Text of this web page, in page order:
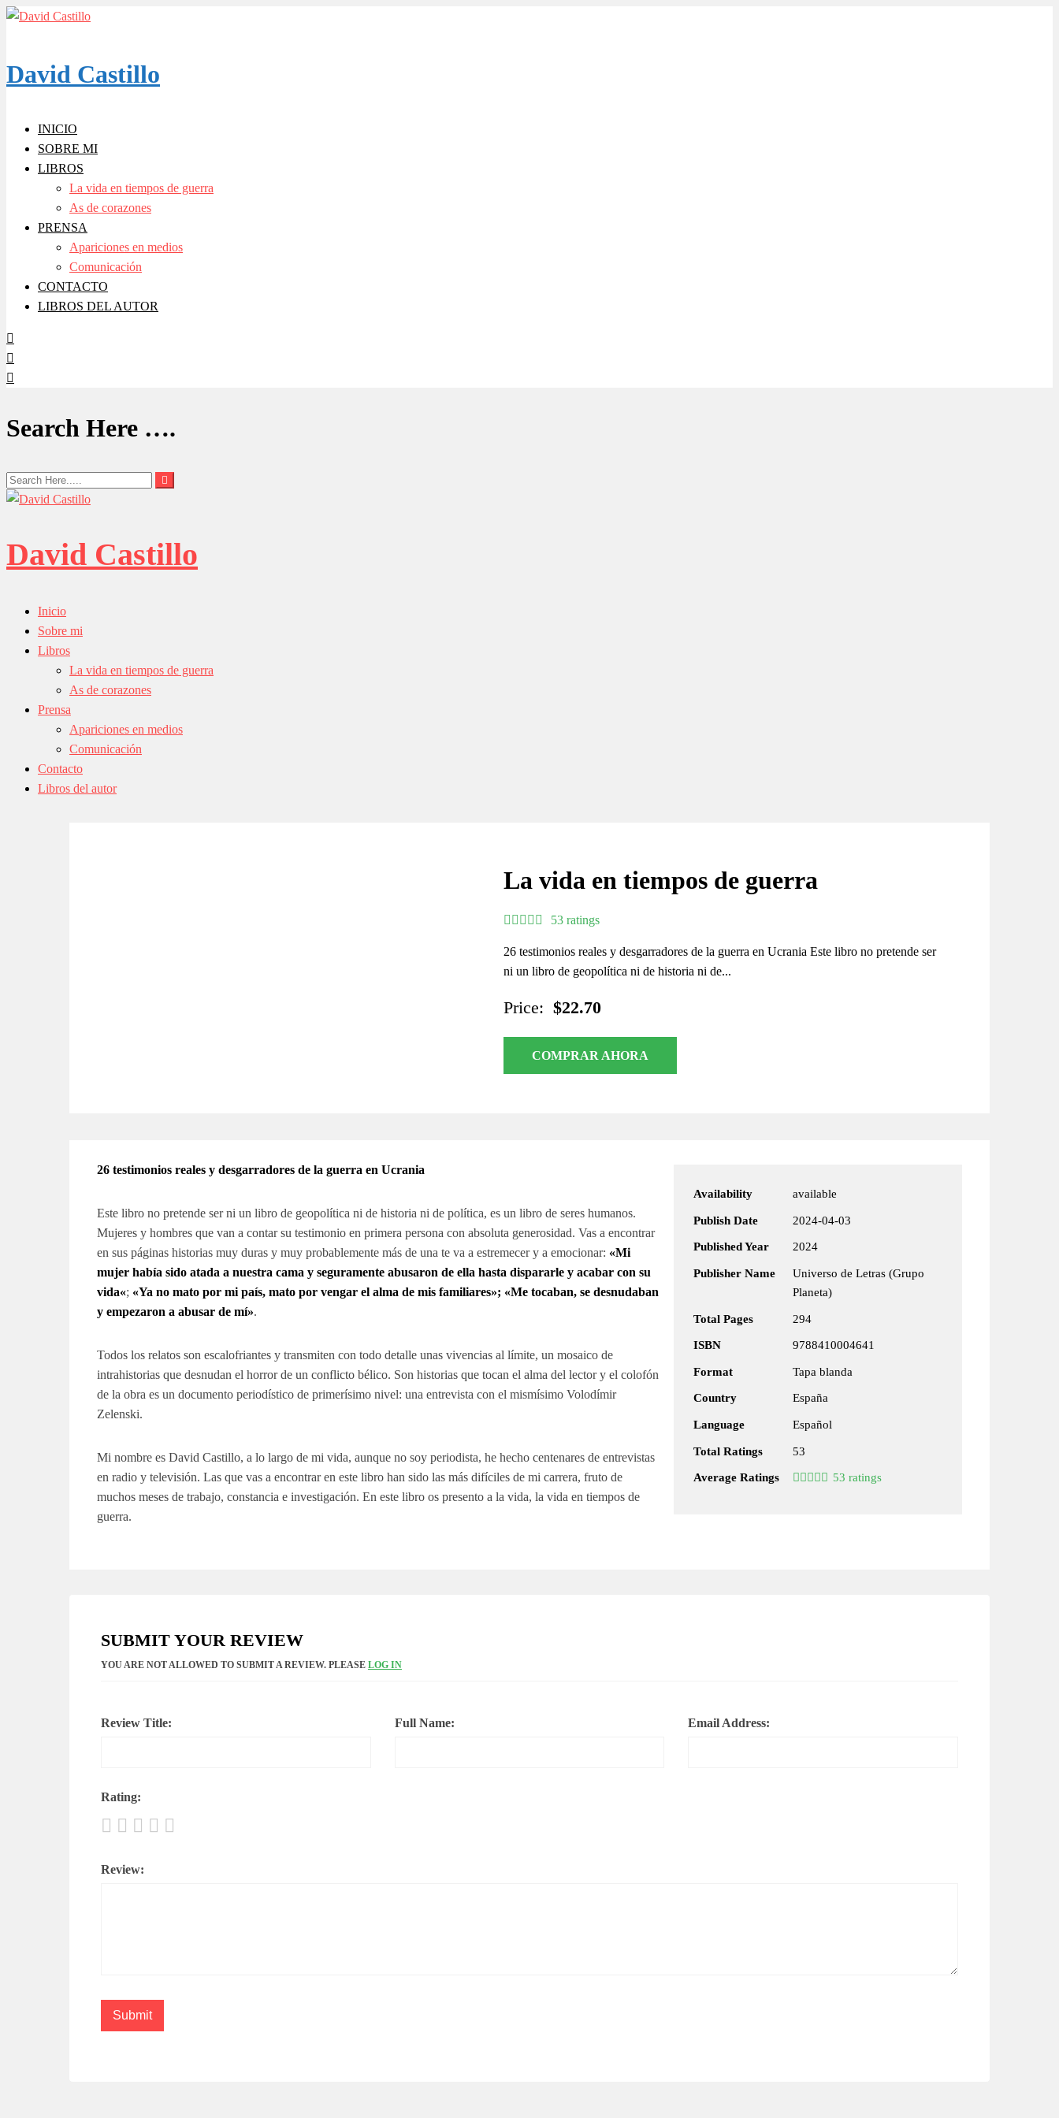
Skip
David Castillo
INICIO
SOBRE MI
LIBROS
La vida en tiempos de guerra
As de corazones
PRENSA
Apariciones en medios
Comunicación
CONTACTO
LIBROS DEL AUTOR
Search Here ….
David Castillo
Inicio
Sobre mi
Libros
La vida en tiempos de guerra
As de corazones
Prensa
Apariciones en medios
Comunicación
Contacto
Libros del autor
La vida en tiempos de guerra
53 ratings
26 testimonios reales y desgarradores de la guerra en Ucrania Este libro no pretende ser
ni un libro de geopolítica ni de historia ni de...
Price: $22.70
COMPRAR AHORA
26 testimonios reales y desgarradores de la guerra en Ucrania
Este libro no pretende ser ni un libro de geopolítica ni de historia ni de política, es un libro de seres humanos.
Mujeres y hombres que van a contar su testimonio en primera persona con absoluta generosidad. Vas a encontrar
en sus páginas historias muy duras y muy probablemente más de una te va a estremecer y a emocionar: «Mi
mujer había sido atada a nuestra cama y seguramente abusaron de ella hasta dispararle y acabar con su
vida«; «Ya no mato por mi país, mato por vengar el alma de mis familiares»; «Me tocaban, se desnudaban
y empezaron a abusar de mí».
Todos los relatos son escalofriantes y transmiten con todo detalle unas vivencias al límite, un mosaico de
intrahistorias que desnudan el horror de un conflicto bélico. Son historias que tocan el alma del lector y el colofón
de la obra es un documento periodístico de primerísimo nivel: una entrevista con el mismísimo Volodímir
Zelenski.
Mi nombre es David Castillo, a lo largo de mi vida, aunque no soy periodista, he hecho centenares de entrevistas
en radio y televisión. Las que vas a encontrar en este libro han sido las más difíciles de mi carrera, fruto de
muchos meses de trabajo, constancia e investigación. En este libro os presento a la vida, la vida en tiempos de
guerra.
Availability available
Publish Date 2024-04-03
Published Year 2024
Publisher Name
Universo de Letras (Grupo
Planeta)
Total Pages 294
ISBN 9788410004641
Format Tapa blanda
Country España
Language Español
Total Ratings 53
Average Ratings 53 ratings
SUBMIT YOUR REVIEW
YOU ARE NOT ALLOWED TO SUBMIT A REVIEW. PLEASE LOG IN
Review Title: Full Name: Email Address:
Rating:
Review: